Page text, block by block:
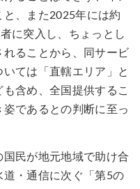
、また2025年には約
に突入し、ちょっとし
ることから、同サービ
ては「直轄エリア」と
含め、全国提供するこ
であるとの判断に至っ
民が地元地域で助け合
道・通信に次ぐ「第5の